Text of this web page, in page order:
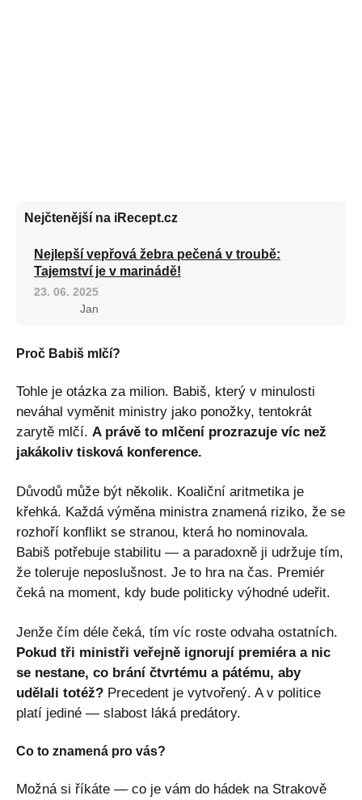
Nejčtenější na iRecept.cz
Nejlepší vepřová žebra pečená v troubě:
Tajemství je v marinádě!
23. 06. 2025
Jan
Proč Babiš mlčí?
Tohle je otázka za milion. Babiš, který v minulosti
neváhal vyměnit ministry jako ponožky, tentokrát
zarytě mlčí. A právě to mlčení prozrazuje víc než
jakákoliv tisková konference.
Důvodů může být několik. Koaliční aritmetika je
křehká. Každá výměna ministra znamená riziko, že se
rozhoří konflikt se stranou, která ho nominovala.
Babiš potřebuje stabilitu — a paradoxně ji udržuje tím,
že toleruje neposlušnost. Je to hra na čas. Premiér
čeká na moment, kdy bude politicky výhodné udeřit.
Jenže čím déle čeká, tím víc roste odvaha ostatních.
Pokud tři ministři veřejně ignorují premiéra a nic
se nestane, co brání čtvrtému a pátému, aby
udělali totéž? Precedent je vytvořený. A v politice
platí jediné — slabost láká predátory.
Co to znamená pro vás?
Možná si říkáte — co je vám do hádek na Strakově